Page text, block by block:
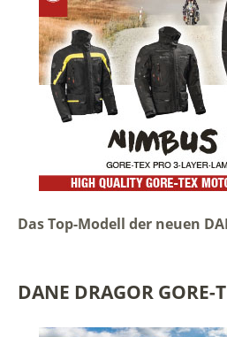
Das Top-Modell der neuen
DANE DRAGOR GORE-